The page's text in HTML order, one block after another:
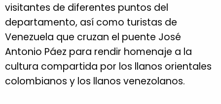
visitantes de diferentes puntos del
departamento, así como turistas de
Venezuela que cruzan el puente José
Antonio Páez para rendir homenaje a la
cultura compartida por los llanos orientales
colombianos y los llanos venezolanos.